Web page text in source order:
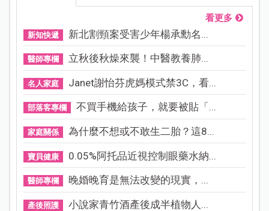
看更多
新知快遞 新北割頸案受害少年楊承勳名...
醫師專欄 立秋後秋燥來襲！中醫教養肺...
名人家庭 Janet謝怡芬虎媽模式禁3C，看...
部落客專欄 不買手機給孩子，就要被貼「...
家庭關係 為什麼不想或不敢生二胎？這8...
寶貝健康 0.05%阿托品近視控制眼藥水納...
醫師專欄 晚婚晚育是無法改變的現實，...
產後照護 小說家青竹酒產後成半植物人...